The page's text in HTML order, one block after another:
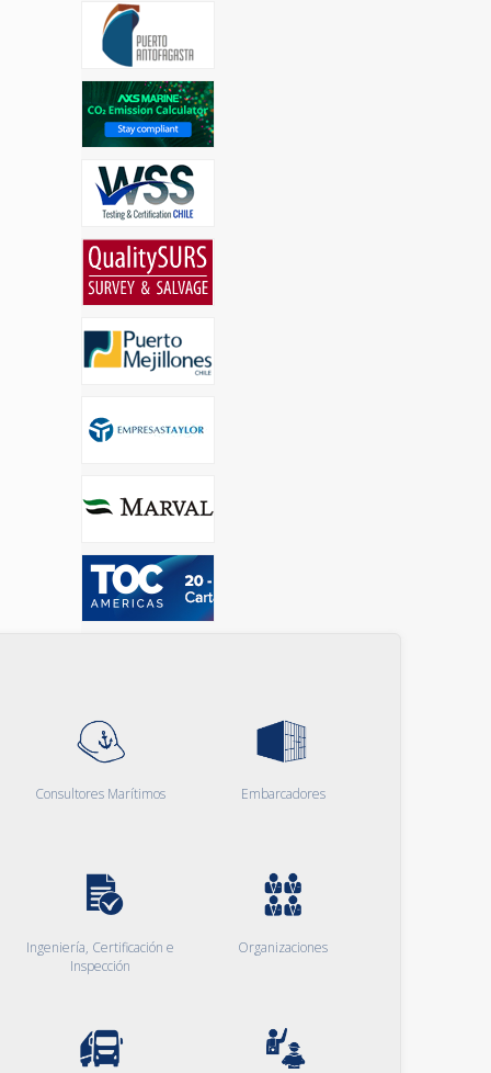
Consultores Marítimos Embarcadores
Ingeniería, Certificación e
Inspección
Organizaciones